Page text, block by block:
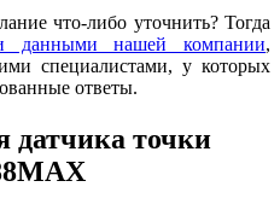
что-либо уточнить? Тогда
данными нашей компании,
специалистами, у которых
ответы.
точки